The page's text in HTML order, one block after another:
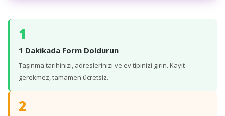
1
1 Dakikada Form Doldurun
Taşınma tarihinizi, adreslerinizi ve ev tipinizi girin. Kayıt
gerekmez, tamamen ücretsiz.
2